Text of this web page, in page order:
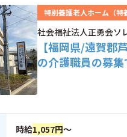
特別養護老人ホーム（特
社会福祉法人正勇会ソ
【福岡県/遠賀
の介護職員の募集
時給1,057円～